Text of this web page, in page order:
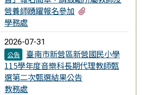
營養師踴躍報名參加
學務處
2026-07-31
公告
臺南市新營區新營國民小學
115學年度音樂科長期代理教師甄
選第二次甄選結果公告
教務處